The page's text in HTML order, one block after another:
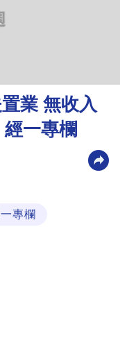
業 無收入
一專欄
專欄